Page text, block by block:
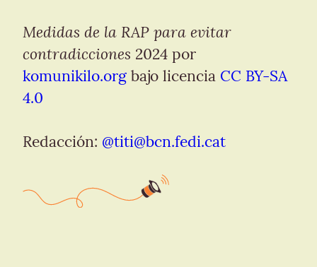
Medidas de la RAP para evitar
contradicciones
komunikilo.org bajo licencia CC BY-SA
4.0
Redacción: @titi@bcn.fedi.cat